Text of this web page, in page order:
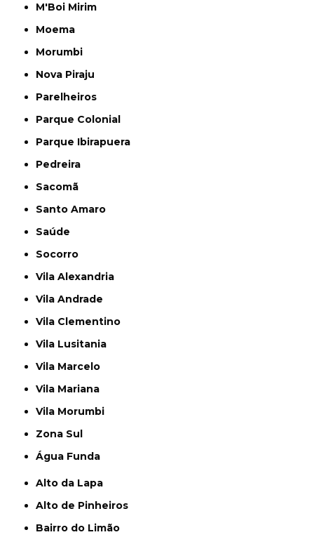
M'Boi Mirim
Moema
Morumbi
Nova Piraju
Parelheiros
Parque Colonial
Parque Ibirapuera
Pedreira
Sacomã
Santo Amaro
Saúde
Socorro
Vila Alexandria
Vila Andrade
Vila Clementino
Vila Lusitania
Vila Marcelo
Vila Mariana
Vila Morumbi
Zona Sul
Água Funda
Alto da Lapa
Alto de Pinheiros
Bairro do Limão